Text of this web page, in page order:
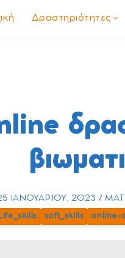
Δραστηριότητες
ΙΑΝΟΥΑΡΊΟΥ, 2023 /
Life_skills soft_skills online-